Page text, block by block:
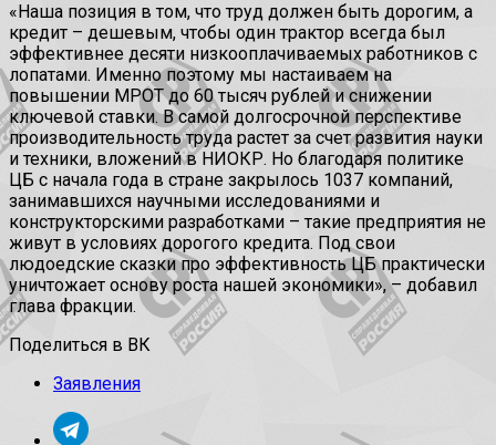
«Наша позиция в том, что труд должен быть дорогим, а
кредит – дешевым, чтобы один трактор всегда был
эффективнее десяти низкооплачиваемых работников с
лопатами. Именно поэтому мы настаиваем на
повышении МРОТ до 60 тысяч рублей и снижении
ключевой ставки. В самой долгосрочной перспективе
производительность труда растет за счет развития науки
и техники, вложений в НИОКР. Но благодаря политике
ЦБ с начала года в стране закрылось 1037 компаний,
занимавшихся научными исследованиями и
конструкторскими разработками – такие предприятия не
живут в условиях дорогого кредита. Под свои
людоедские сказки про эффективность ЦБ практически
уничтожает основу роста нашей экономики», – добавил
глава фракции.
Поделиться в ВК
Заявления